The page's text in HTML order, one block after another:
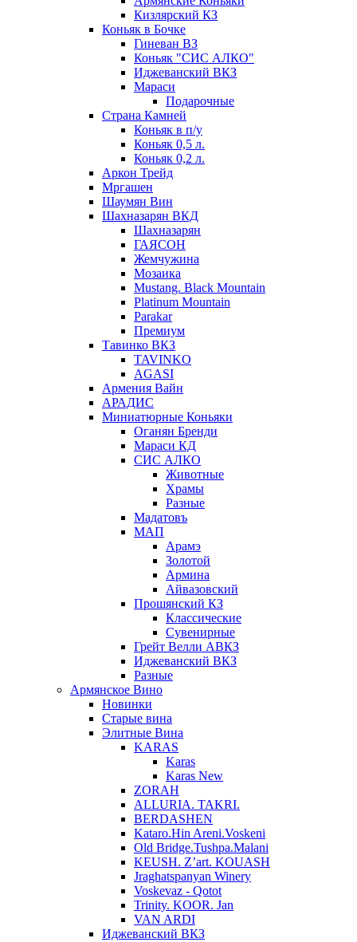
Кизлярский КЗ
Коньяк в Бочке
Гиневан ВЗ
Коньяк "СИС АЛКО"
Иджеванский ВКЗ
Мараси
Подарочные
Страна Камней
Коньяк в п/у
Коньяк 0,5 л.
Коньяк 0,2 л.
Аркон Трейд
Мргашен
Шаумян Вин
Шахназарян ВКД
Шахназарян
ГАЯСОН
Жемчужина
Мозаика
Mustang. Black Mountain
Platinum Mountain
Parakar
Премиум
Тавинко ВКЗ
TAVINKO
AGASI
Армения Вайн
АРАДИС
Миниатюрные Коньяки
Оганян Бренди
Мараси КД
СИС АЛКО
Животные
Храмы
Разные
Мадатовъ
МАП
Арамэ
Золотой
Армина
Айвазовский
Прошянский КЗ
Классические
Сувенирные
Грейт Велли АВКЗ
Иджеванский ВКЗ
Разные
Армянское Вино
Новинки
Старые вина
Элитные Вина
KARAS
Karas
Karas New
ZORAH
ALLURIA. TAKRI.
BERDASHEN
Kataro.Hin Areni.Voskeni
Old Bridge.Tushpa.Malani
KEUSH. Z’art. KOUASH
Jraghatspanyan Winery
Voskevaz - Qotot
Trinity. KOOR. Jan
VAN ARDI
Иджеванский ВКЗ